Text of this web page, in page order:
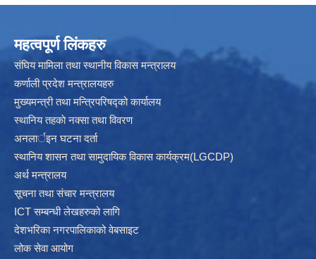
महत्वपूर्ण लिंकहरु
संघिय मामिला तथा स्थानीय विकास मन्त्रालय
कर्णाली प्रदेश मन्त्रालयहरु
मुख्यमन्त्री तथा मन्त्रिपरिषद्को कार्यालय
स्थानिय तहकाे नक्सा तथा विवरण
अनलार्इन घटना दर्ता
स्थानिय शासन तथा सामुदायिक विकास कार्यक्रम(LGCDP)
अर्थ मन्त्रालय
सूचना तथा संचार मन्त्रालय
ICT सम्बन्धी लेखहरुको लागि
देशभरिका नगरपालिकाको वेबसाइट
लोक सेवा आयोग